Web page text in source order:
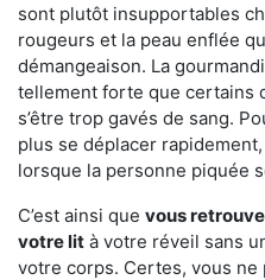
sont plutôt insupportables
rougeurs et la peau enflée
démangeaison. La
tellement forte que certains
s’être trop gavés de sang.
plus se déplacer
lorsque la personne piquée
C’est ainsi que vous
votre lit à votre réveil sans
votre corps. Certes, vous